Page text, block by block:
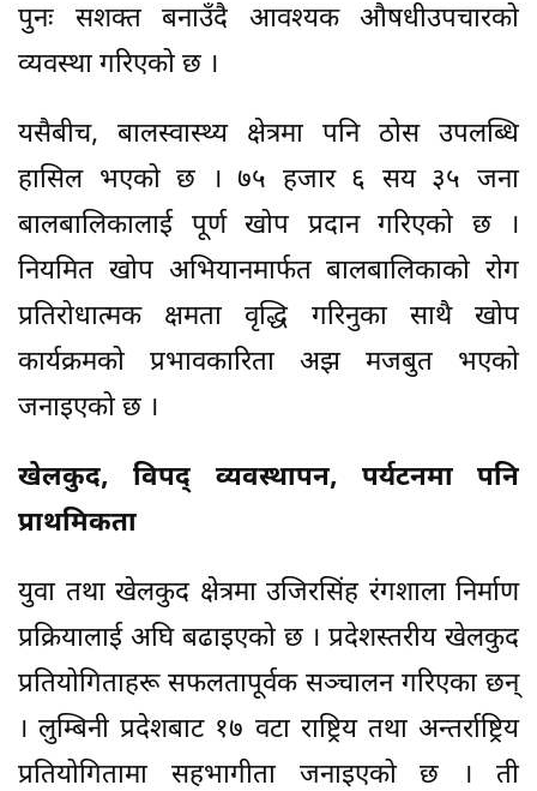
पुनः सशक्त बनाउँदै आवश्यक औषधीउपचारको
व्यवस्था गरिएको छ ।
यसैबीच, बालस्वास्थ्य क्षेत्रमा पनि ठोस उपलब्धि
हासिल भएको छ । ७५ हजार ६ सय ३५ जना
बालबालिकालाई पूर्ण खोप प्रदान गरिएको छ ।
नियमित खोप अभियानमार्फत बालबालिकाको रोग
प्रतिरोधात्मक क्षमता वृद्धि गरिनुका साथै खोप
कार्यक्रमको प्रभावकारिता अझ मजबुत भएको
जनाइएको छ ।
खेलकुद, विपद् व्यवस्थापन, पर्यटनमा पनि
प्राथमिकता
युवा तथा खेलकुद क्षेत्रमा उजिरसिंह रंगशाला निर्माण
प्रक्रियालाई अघि बढाइएको छ । प्रदेशस्तरीय खेलकुद
प्रतियोगिताहरू सफलतापूर्वक सञ्चालन गरिएका छन्
। लुम्बिनी प्रदेशबाट १७ वटा राष्ट्रिय तथा अन्तर्राष्ट्रिय
प्रतियोगितामा सहभागीता जनाइएको छ । ती